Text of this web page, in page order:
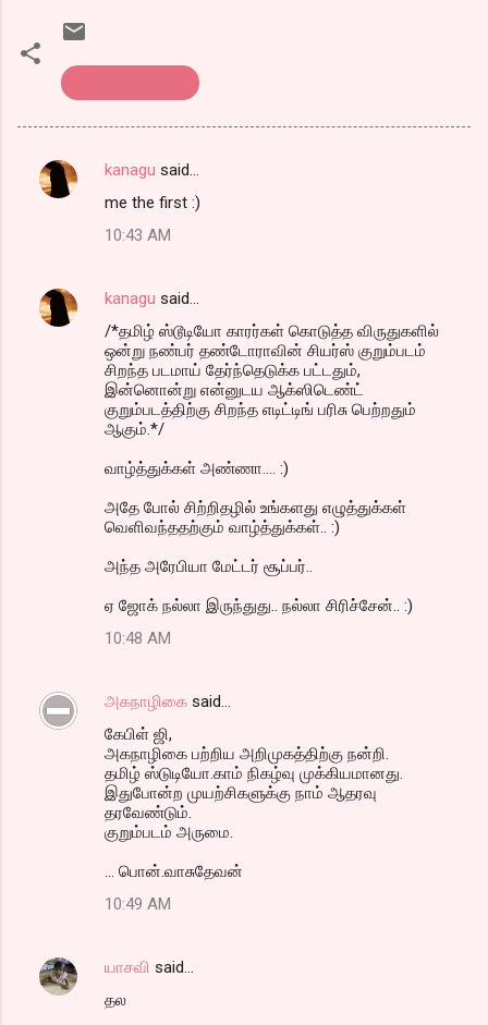
C
e
kanagu said…
me the first :)
10:43 AM
kanagu said…
/*தமிழ் ஸ்டூடியோ காரர்கள் கொடுத்த விருதுகளில்
ஒன்று நண்பர் தண்டோராவின் சியர்ஸ் குறும்படம்
சிறந்த படமாய் தேர்ந்தெடுக்க பட்டதும்,
இன்னொன்று என்னுடய ஆக்ஸிடெண்ட்
குறும்படத்திற்கு சிறந்த எடிட்டிங் பரிசு பெற்றதும்
ஆகும்.*/
வாழ்த்துக்கள் அண்ணா.... :)
அதே போல் சிற்றிதழில் உங்களது எழுத்துக்கள்
வெளிவந்ததற்கும் வாழ்த்துக்கள்.. :)
அந்த அரேபியா மேட்டர் சூப்பர்..
ஏ ஜோக் நல்லா இருந்துது.. நல்லா சிரிச்சேன்.. :)
10:48 AM
அகநாழிகை said…
கேபிள் ஜி,
அகநாழிகை பற்றிய அறிமுகத்திற்கு நன்றி.
தமிழ் ஸ்டுடியோ.காம் நிகழ்வு முக்கியமானது.
இதுபோன்ற முயற்சிகளுக்கு நாம் ஆதரவு
தரவேண்டும்.
குறும்படம் அருமை.
... பொன்.வாசுதேவன்
10:49 AM
யாசவி said…
தல